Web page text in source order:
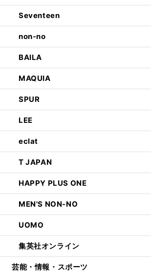
Seventeen
non-no
BAILA
MAQUIA
SPUR
LEE
eclat
T JAPAN
HAPPY PLUS ONE
MEN'S NON-NO
UOMO
集英社オンライン
芸能・情報・スポーツ